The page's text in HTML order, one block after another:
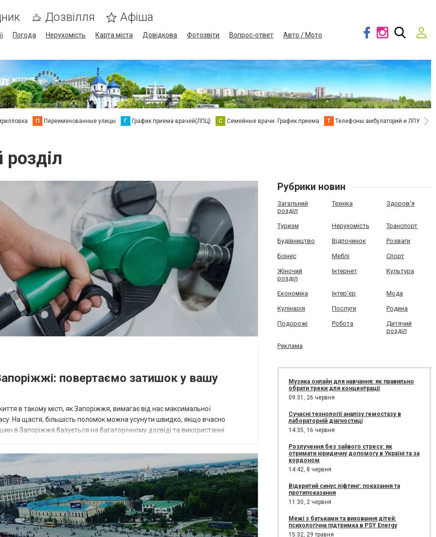
Дозвілля Афіша
Погода Нерухомість Карта міста Довідкова Фотозвіти Вопрос-ответ
Авто / Мото
П Переименованные улицы Г График приема врачей(ЛПЦ) С Семейные врачи. График приема Т Телефоны амбулаторий и ЛПУ В
розділ
повертаємо затишок у вашу
в такому місті, як Запоріжжя, вимагає від нас максимальної
На щастя, більшість поломок можна усунути швидко, якщо вчасно
в Запоріжжя базується на багаторічному досвіді та використанні
Рубрики новин
Загальний
розділ
Техніка Здоров'я
Туризм Нерухомість Транспорт
Будівництво Відпочинок Розваги
Бізнес Меблі Спорт
Жіночий
розділ
Інтернет Культура
Економіка Інтер'єр Мода
Кулінарія Послуги Родина
Подорожі Робота
Дитячий
розділ
Реклама
Музика онлайн для навчання: як правильно
обрати треки для концентрації
09:31, 26 червня
Сучасні технології аналізу гемостазу в
лабораторній діагностиці
14:35, 16 червня
Розлучення без зайвого стресу: як
отримати юридичну допомогу в Україні та за
кордоном
14:42, 8 червня
Відкритий синус ліфтинг: показання та
протипоказання
11:30, 2 червня
Межі з батьками та виховання дітей:
психологічна підтримка в PSY Energy
15:32, 29 травня